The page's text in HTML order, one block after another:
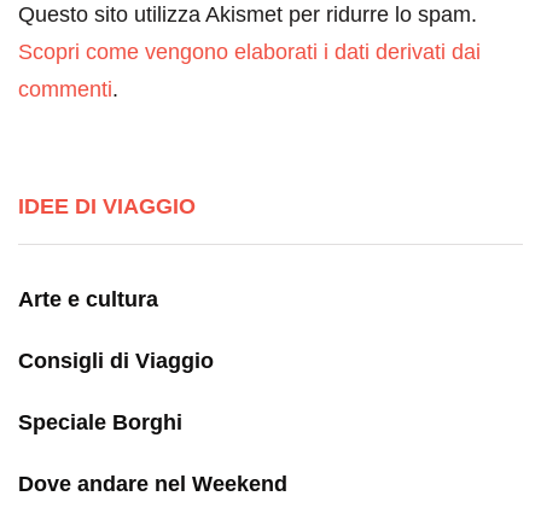
Questo sito utilizza Akismet per ridurre lo spam.
Scopri come vengono elaborati i dati derivati dai
commenti.
IDEE DI VIAGGIO
Arte e cultura
Consigli di Viaggio
Speciale Borghi
Dove andare nel Weekend